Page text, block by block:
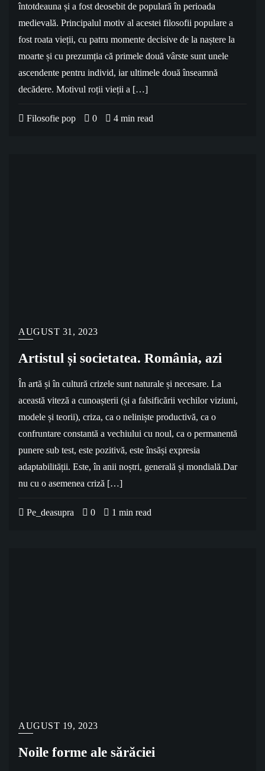
întotdeauna și a fost deosebit de populară în perioada
medievală. Principalul motiv al acestei filosofii populare a
fost roata vieții, cu patru momente decisive de la naștere la
moarte și cu prezumția că primele două vârste sunt unele
ascendente pentru individ, iar ultimele două înseamnă
decădere. Motivul roții vieții a […]
Filosofie pop 0 4 min read
AUGUST 31, 2023
Artistul și societatea. România, azi
În artă și în cultură crizele sunt naturale și necesare. La
această viteză a cunoașterii (și a falsificării vechilor viziuni,
modele și teorii), criza, ca o neliniște productivă, ca o
confruntare constantă a vechiului cu noul, ca o permanentă
punere sub test, este pozitivă, este însăși expresia
adaptabilității. Este, în anii noștri, generală și mondială.Dar
nu cu o asemenea criză […]
Pe_deasupra 0 1 min read
AUGUST 19, 2023
Noile forme ale sărăciei